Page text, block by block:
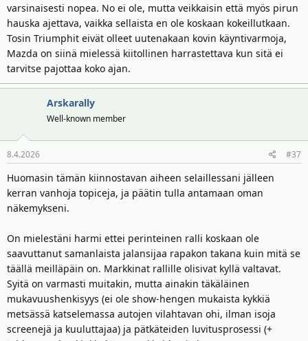
varsinaisesti nopea. No ei ole, mutta veikkaisin että myös pirun
hauska ajettava, vaikka sellaista en ole koskaan kokeillutkaan.
Tosin Triumphit eivät olleet uutenakaan kovin käyntivarmoja,
Mazda on siinä mielessä kiitollinen harrastettava kun sitä ei
tarvitse pajottaa koko ajan.
Arskarally
Well-known member
8.4.2026 #37
Huomasin tämän kiinnostavan aiheen selaillessani jälleen
kerran vanhoja topiceja, ja päätin tulla antamaan oman
näkemykseni.
On mielestäni harmi ettei perinteinen ralli koskaan ole
saavuttanut samanlaista jalansijaa rapakon takana kuin mitä se
täällä meilläpäin on. Markkinat rallille olisivat kyllä valtavat.
Syitä on varmasti muitakin, mutta ainakin täkäläinen
mukavuushenkisyys (ei ole show-hengen mukaista kykkiä
metsässä katselemassa autojen vilahtavan ohi, ilman isoja
screenejä ja kuuluttajaa) ja pätkäteiden luvitusprosessi (+